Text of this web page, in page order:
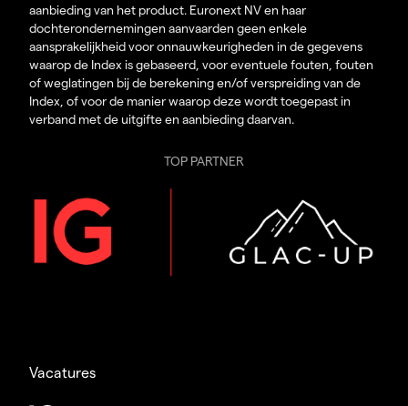
aanbieding van het product. Euronext NV en haar
dochterondernemingen aanvaarden geen enkele
aansprakelijkheid voor onnauwkeurigheden in de gegevens
waarop de Index is gebaseerd, voor eventuele fouten, fouten
of weglatingen bij de berekening en/of verspreiding van de
Index, of voor de manier waarop deze wordt toegepast in
verband met de uitgifte en aanbieding daarvan.
TOP PARTNER
Vacatures